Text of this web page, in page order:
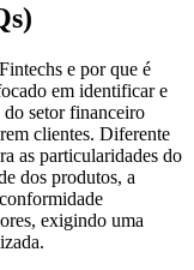
e por que é
em identificar e
do setor financeiro
clientes. Diferente
as particularidades do
dos produtos, a
exigindo uma